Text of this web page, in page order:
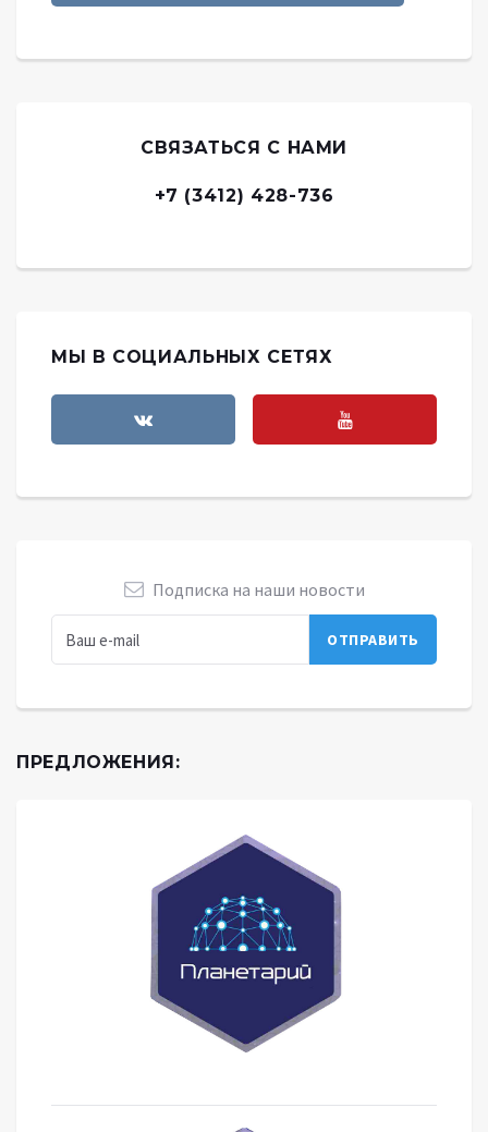
СВЯЗАТЬСЯ С НАМИ
+7 (3412) 428-736
МЫ В СОЦИАЛЬНЫХ СЕТЯХ
Подписка на наши новости
ПРЕДЛОЖЕНИЯ: